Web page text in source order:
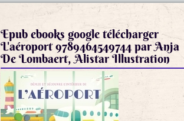
Epub ebooks google télécharger
L'aéroport 9789464549744 par Anja
De Lombaert, Alistar Illustration